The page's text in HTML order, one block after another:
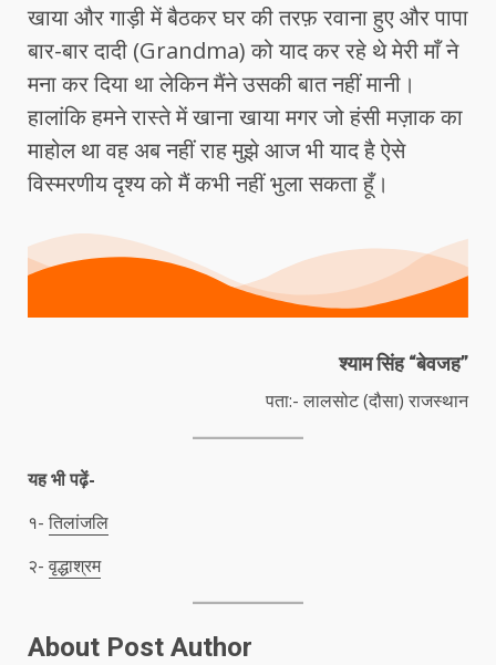
खाया और गाड़ी में बैठकर घर की तरफ़ रवाना हुए और पापा
बार-बार दादी (Grandma) को याद कर रहे थे मेरी माँ ने
मना कर दिया था लेकिन मैंने उसकी बात नहीं मानी।
हालांकि हमने रास्ते में खाना खाया मगर जो हंसी मज़ाक का
माहोल था वह अब नहीं राह मुझे आज भी याद है ऐसे
विस्मरणीय दृश्य को मैं कभी नहीं भुला सकता हूँ।
श्याम सिंह “बेवजह”
पता:- लालसोट (दौसा) राजस्थान
यह भी पढ़ें-
१- तिलांजलि
२- वृद्धाश्रम
About Post Author